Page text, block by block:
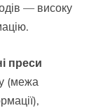
— високу
преси
(межа